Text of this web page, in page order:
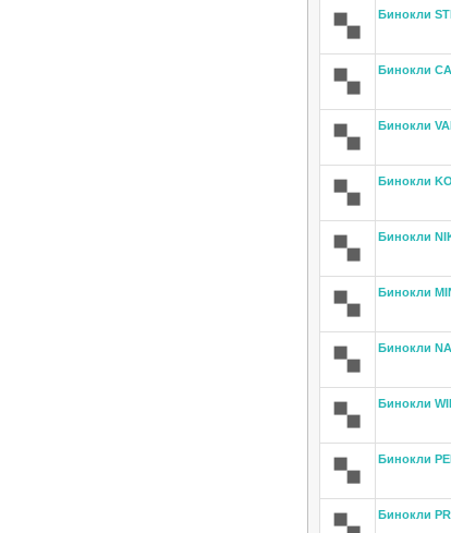
Бинокли
Бинокли
Бинокли
Бинокли
Бинокли
Бинокли
Бинокли
Бинокли
Бинокли
Бинокли